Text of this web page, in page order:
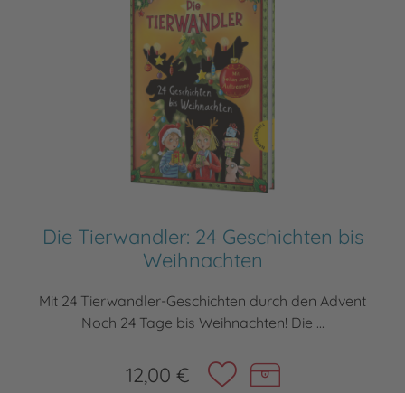
Die Tierwandler: 24 Geschichten bis
Weihnachten
Mit 24 Tierwandler-Geschichten durch den Advent
Noch 24 Tage bis Weihnachten! Die ...
12,00 €